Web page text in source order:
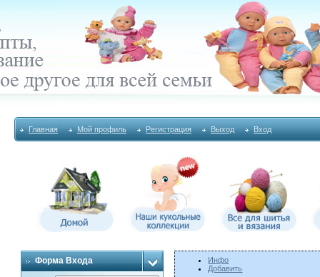
Главная Мой профиль Регистрация Выход Вход
Форма Входа
Инфо
Добавить